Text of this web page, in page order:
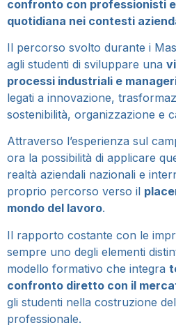
confronto con professionisti e
quotidiana nei contesti
Il percorso svolto durante i
agli studenti di sviluppare una
processi industriali e
legati a innovazione,
sostenibilità, organizzazione e
Attraverso l’esperienza sul
ora la possibilità di applicare
realtà aziendali nazionali e
proprio percorso verso il
mondo del lavoro.
Il rapporto costante con le
sempre uno degli elementi
modello formativo che integra
confronto diretto con il
gli studenti nella costruzione
professionale.